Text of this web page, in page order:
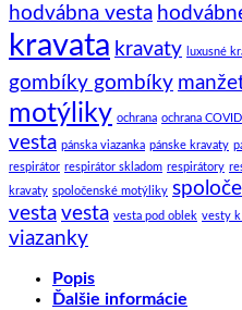
hodvábna vesta
kravata kravaty luxusné
gombíky gombíky
motýliky ochrana ochrana COVID
vesta pánska viazanka pánske kravaty
respirátor respirátor skladom respirátory
kravaty spoločenské motýliky
vesta vesta vesta pod oblek vesty
viazanky
Popis
Ďalšie informácie